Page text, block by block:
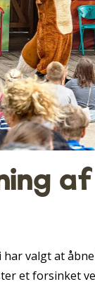
af
valgt at
et forsinket